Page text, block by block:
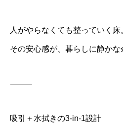
人がやらなくても整っていく床
その安心感が、暮らしに静かな
⸻
吸引＋水拭きの3-in-1設計